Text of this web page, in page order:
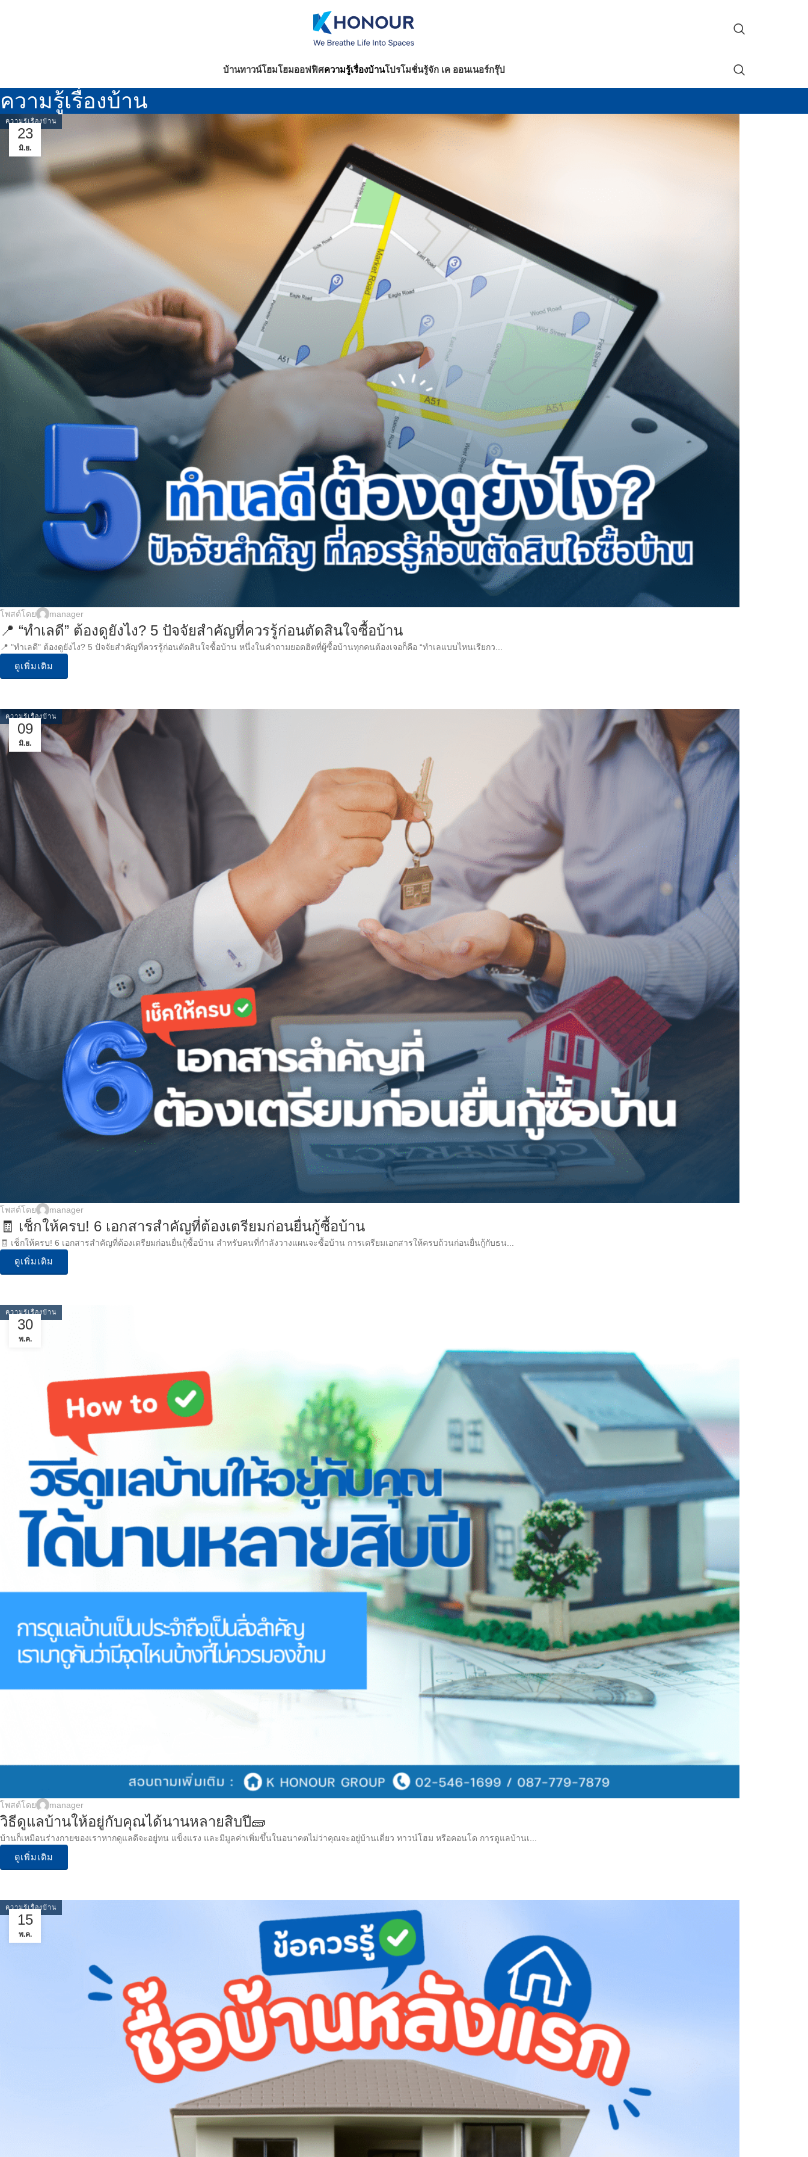
บ้านทาวน์โฮมโฮมออฟฟิศความรู้เรื่องบ้านโปรโมชั่นรู้จัก เค ออนเนอร์กรุ๊ป
ความรู้เรื่องบ้าน
23
มิ.ย.
ความรู้เรื่องบ้าน
โพสต์โดย manager
📍 “ทำเลดี” ต้องดูยังไง? 5 ปัจจัยสำคัญที่ควรรู้ก่อนตัดสินใจซื้อบ้าน
📍 "ทำเลดี" ต้องดูยังไง? 5 ปัจจัยสำคัญที่ควรรู้ก่อนตัดสินใจซื้อบ้าน หนึ่งในคำถามยอดฮิตที่ผู้ซื้อบ้านทุกคนต้องเจอก็คือ “ทำเลแบบไหนเรียกว...
ดูเพิ่มเติม
09
มิ.ย.
ความรู้เรื่องบ้าน
โพสต์โดย manager
🧾 เช็กให้ครบ! 6 เอกสารสำคัญที่ต้องเตรียมก่อนยื่นกู้ซื้อบ้าน
🧾 เช็กให้ครบ! 6 เอกสารสำคัญที่ต้องเตรียมก่อนยื่นกู้ซื้อบ้าน สำหรับคนที่กำลังวางแผนจะซื้อบ้าน การเตรียมเอกสารให้ครบถ้วนก่อนยื่นกู้กับธน...
ดูเพิ่มเติม
30
พ.ค.
ความรู้เรื่องบ้าน
โพสต์โดย manager
วิธีดูแลบ้านให้อยู่กับคุณได้นานหลายสิบปี🧱
บ้านก็เหมือนร่างกายของเราหากดูแลดีจะอยู่ทน แข็งแรง และมีมูลค่าเพิ่มขึ้นในอนาคตไม่ว่าคุณจะอยู่บ้านเดี่ยว ทาวน์โฮม หรือคอนโด การดูแลบ้านเ...
ดูเพิ่มเติม
15
พ.ค.
ความรู้เรื่องบ้าน